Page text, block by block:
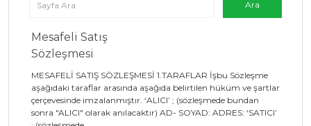
Mesafeli Satış
Sözleşmesi
MESAFELİ SATIŞ SÖZLEŞMESİ 1.TARAFLAR İşbu Sözleşme
aşağıdaki taraflar arasında aşağıda belirtilen hüküm ve şartlar
çerçevesinde imzalanmıştır. ‘ALICI’ ; (sözleşmede bundan
sonra "ALICI" olarak anılacaktır) AD- SOYAD: ADRES: ‘SATICI’